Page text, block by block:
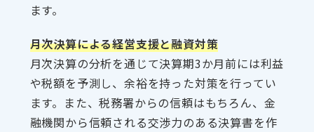
ます。
月次決算による経営支援と融資対策
月次決算の分析を通じて決算期3か月前には利益
や税額を予測し、余裕を持った対策を行ってい
ます。また、税務署からの信頼はもちろん、金
融機関から信頼される交渉力のある決算書を作